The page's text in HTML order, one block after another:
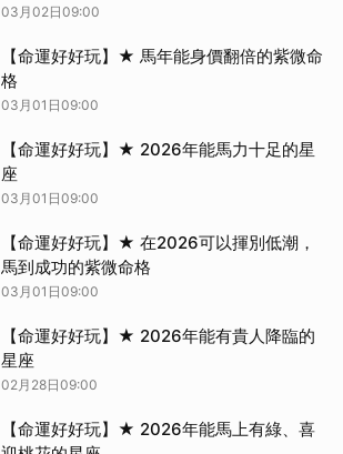
03月02日09:00
【命運好好玩】★ 馬年能身價翻倍的紫微命
格
03月01日09:00
【命運好好玩】★ 2026年能馬力十足的星
座
03月01日09:00
【命運好好玩】★ 在2026可以揮別低潮，
馬到成功的紫微命格
03月01日09:00
【命運好好玩】★ 2026年能有貴人降臨的
星座
02月28日09:00
【命運好好玩】★ 2026年能馬上有綠、喜